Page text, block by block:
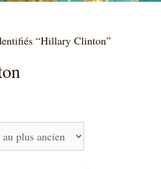
“Hillary Clinton”